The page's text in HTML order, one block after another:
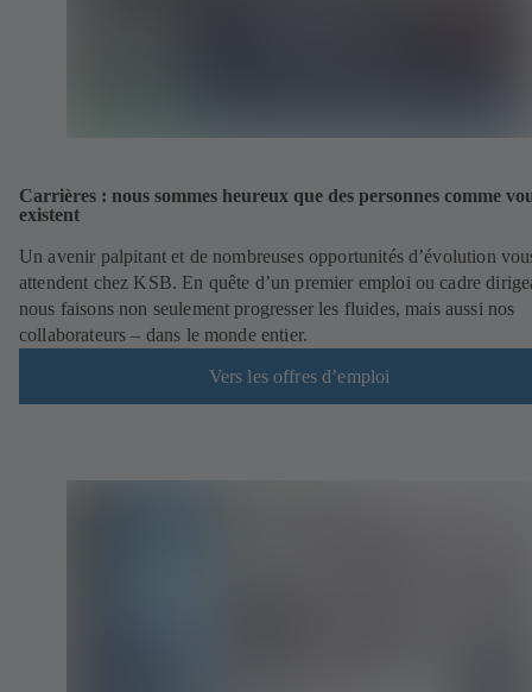
Carrières : nous sommes heureux que des personnes comme
existent
Un avenir palpitant et de nombreuses opportunités d’évolution
attendent chez KSB. En quête d’un premier emploi ou cadre
nous faisons non seulement progresser les fluides, mais aussi nos
collaborateurs – dans le monde entier.
Vers les offres d’emploi